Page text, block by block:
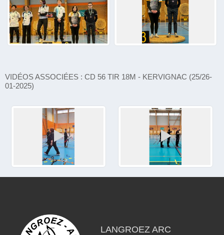
VIDÉOS ASSOCIÉES : CD 56 TIR 18M - KERVIGNAC (25/26-
01-2025)
LANGROEZ ARC